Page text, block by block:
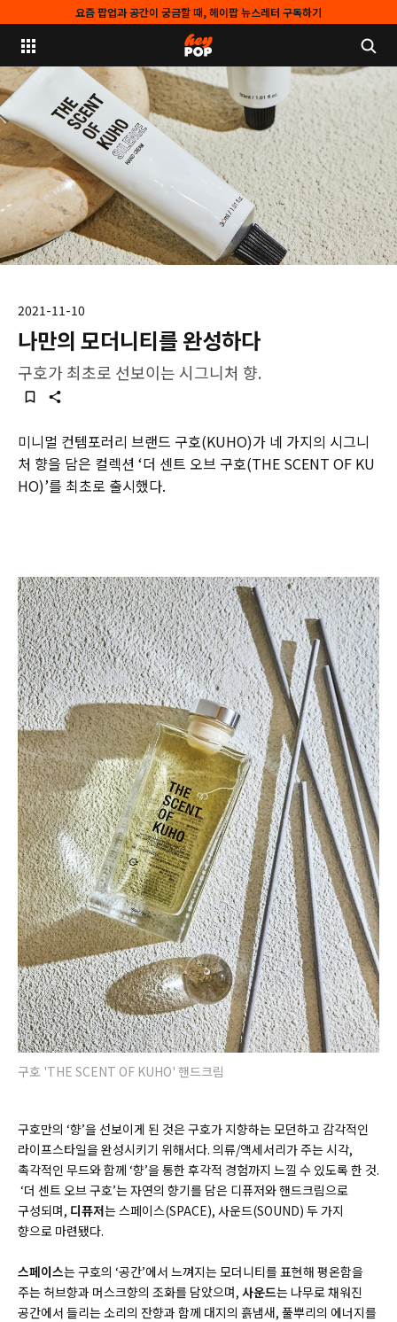
요즘 팝업과 공간이 궁금할 때, 헤이팝 뉴스레터 구독하기
2021-11-10
나만의 모더니티를 완성하다
구호가 최초로 선보이는 시그니처 향.
미니멀 컨템포러리 브랜드 구호(KUHO)가 네 가지의 시그니
처 향을 담은 컬렉션 ‘더 센트 오브 구호(THE SCENT OF KU
HO)’를 최초로 출시했다.
구호 'THE SCENT OF KUHO' 핸드크림
구호만의 ‘향’을 선보이게 된 것은 구호가 지향하는 모던하고 감각적인
라이프스타일을 완성시키기 위해서다. 의류/액세서리가 주는 시각,
촉각적인 무드와 함께 ‘향’을 통한 후각적 경험까지 느낄 수 있도록 한 것.
‘더 센트 오브 구호’는 자연의 향기를 담은 디퓨저와 핸드크림으로
구성되며, 디퓨저는 스페이스(SPACE), 사운드(SOUND) 두 가지
향으로 마련됐다.
스페이스는 구호의 ‘공간’에서 느껴지는 모더니티를 표현해 평온함을
주는 허브향과 머스크향의 조화를 담았으며, 사운드는 나무로 채워진
공간에서 들리는 소리의 잔향과 함께 대지의 흙냄새, 풀뿌리의 에너지를